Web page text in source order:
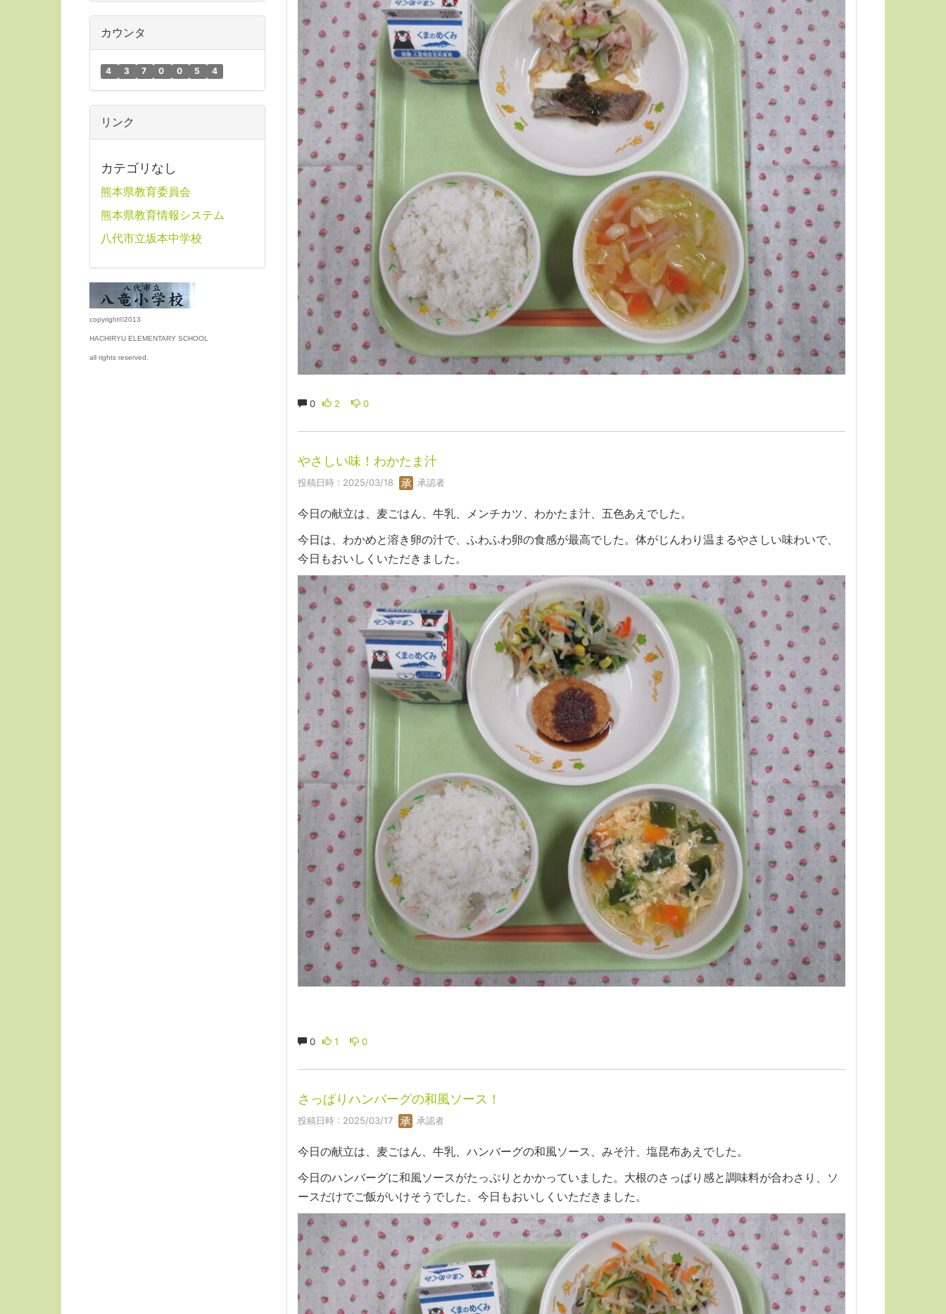
0 2 0
やさしい味！わかたま汁
投稿日時 : 2025/03/18 承認者
今日の献立は、麦ごはん、牛乳、メンチカツ、わかたま汁、五色あえでした。
今日は、わかめと溶き卵の汁で、ふわふわ卵の食感が最高でした。体がじんわり温まるやさしい味わいで、
今日もおいしくいただきました。
0 1 0
さっぱりハンバーグの和風ソース！
投稿日時 : 2025/03/17 承認者
今日の献立は、麦ごはん、牛乳、ハンバーグの和風ソース、みそ汁、塩昆布あえでした。
今日のハンバーグに和風ソースがたっぷりとかかっていました。大根のさっぱり感と調味料が合わさり、ソ
ースだけでご飯がいけそうでした。今日もおいしくいただきました。
カウンタ
4 3 7 0 0 5 4
リンク
カテゴリなし
熊本県教育委員会
熊本県教育情報システム
八代市立坂本中学校
copyright©2013
HACHIRYU ELEMENTARY SCHOOL
all rights reserved.